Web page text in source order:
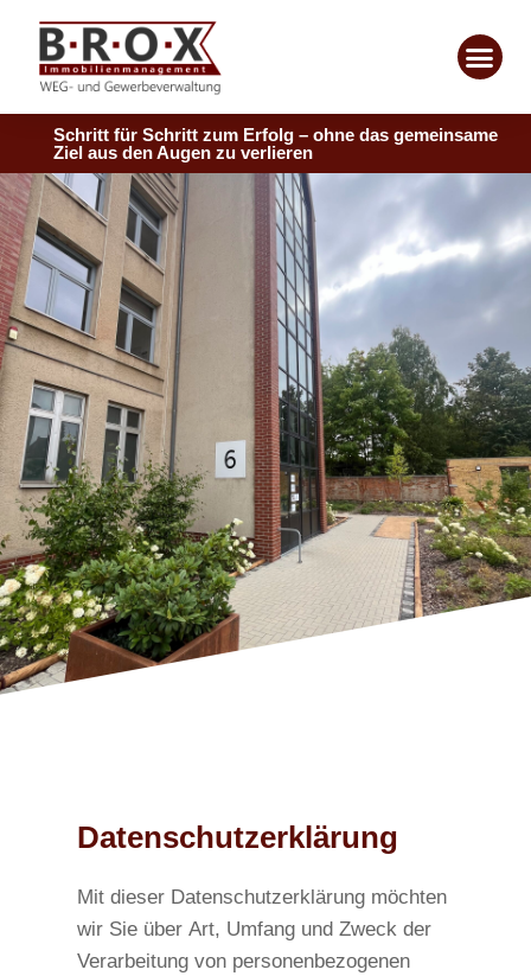
Schritt für Schritt zum Erfolg – ohne das gemeinsame
Ziel aus den Augen zu verlieren
Datenschutzerklärung
Mit dieser Datenschutzerklärung möchten
wir Sie über Art, Umfang und Zweck der
Verarbeitung von personenbezogenen